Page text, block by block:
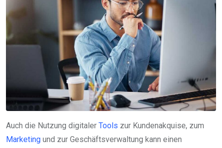
Auch die Nutzung digitaler Tools zur Kundenakquise, zum
Marketing und zur Geschäftsverwaltung kann einen